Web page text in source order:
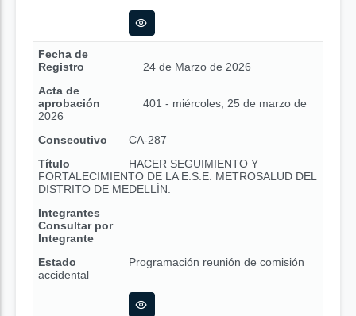
Fecha de
Registro
24 de Marzo de 2026
Acta de
aprobación
401 - miércoles, 25 de marzo de
2026
Consecutivo
CA-287
Título
HACER SEGUIMIENTO Y
FORTALECIMIENTO DE LA E.S.E. METROSALUD DEL
DISTRITO DE MEDELLÍN.
Integrantes
Consultar por
Integrante
Estado
Programación reunión de comisión
accidental